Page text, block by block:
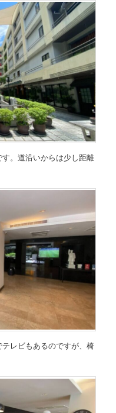
。道沿いからは少し距離
レビもあるのですが、椅